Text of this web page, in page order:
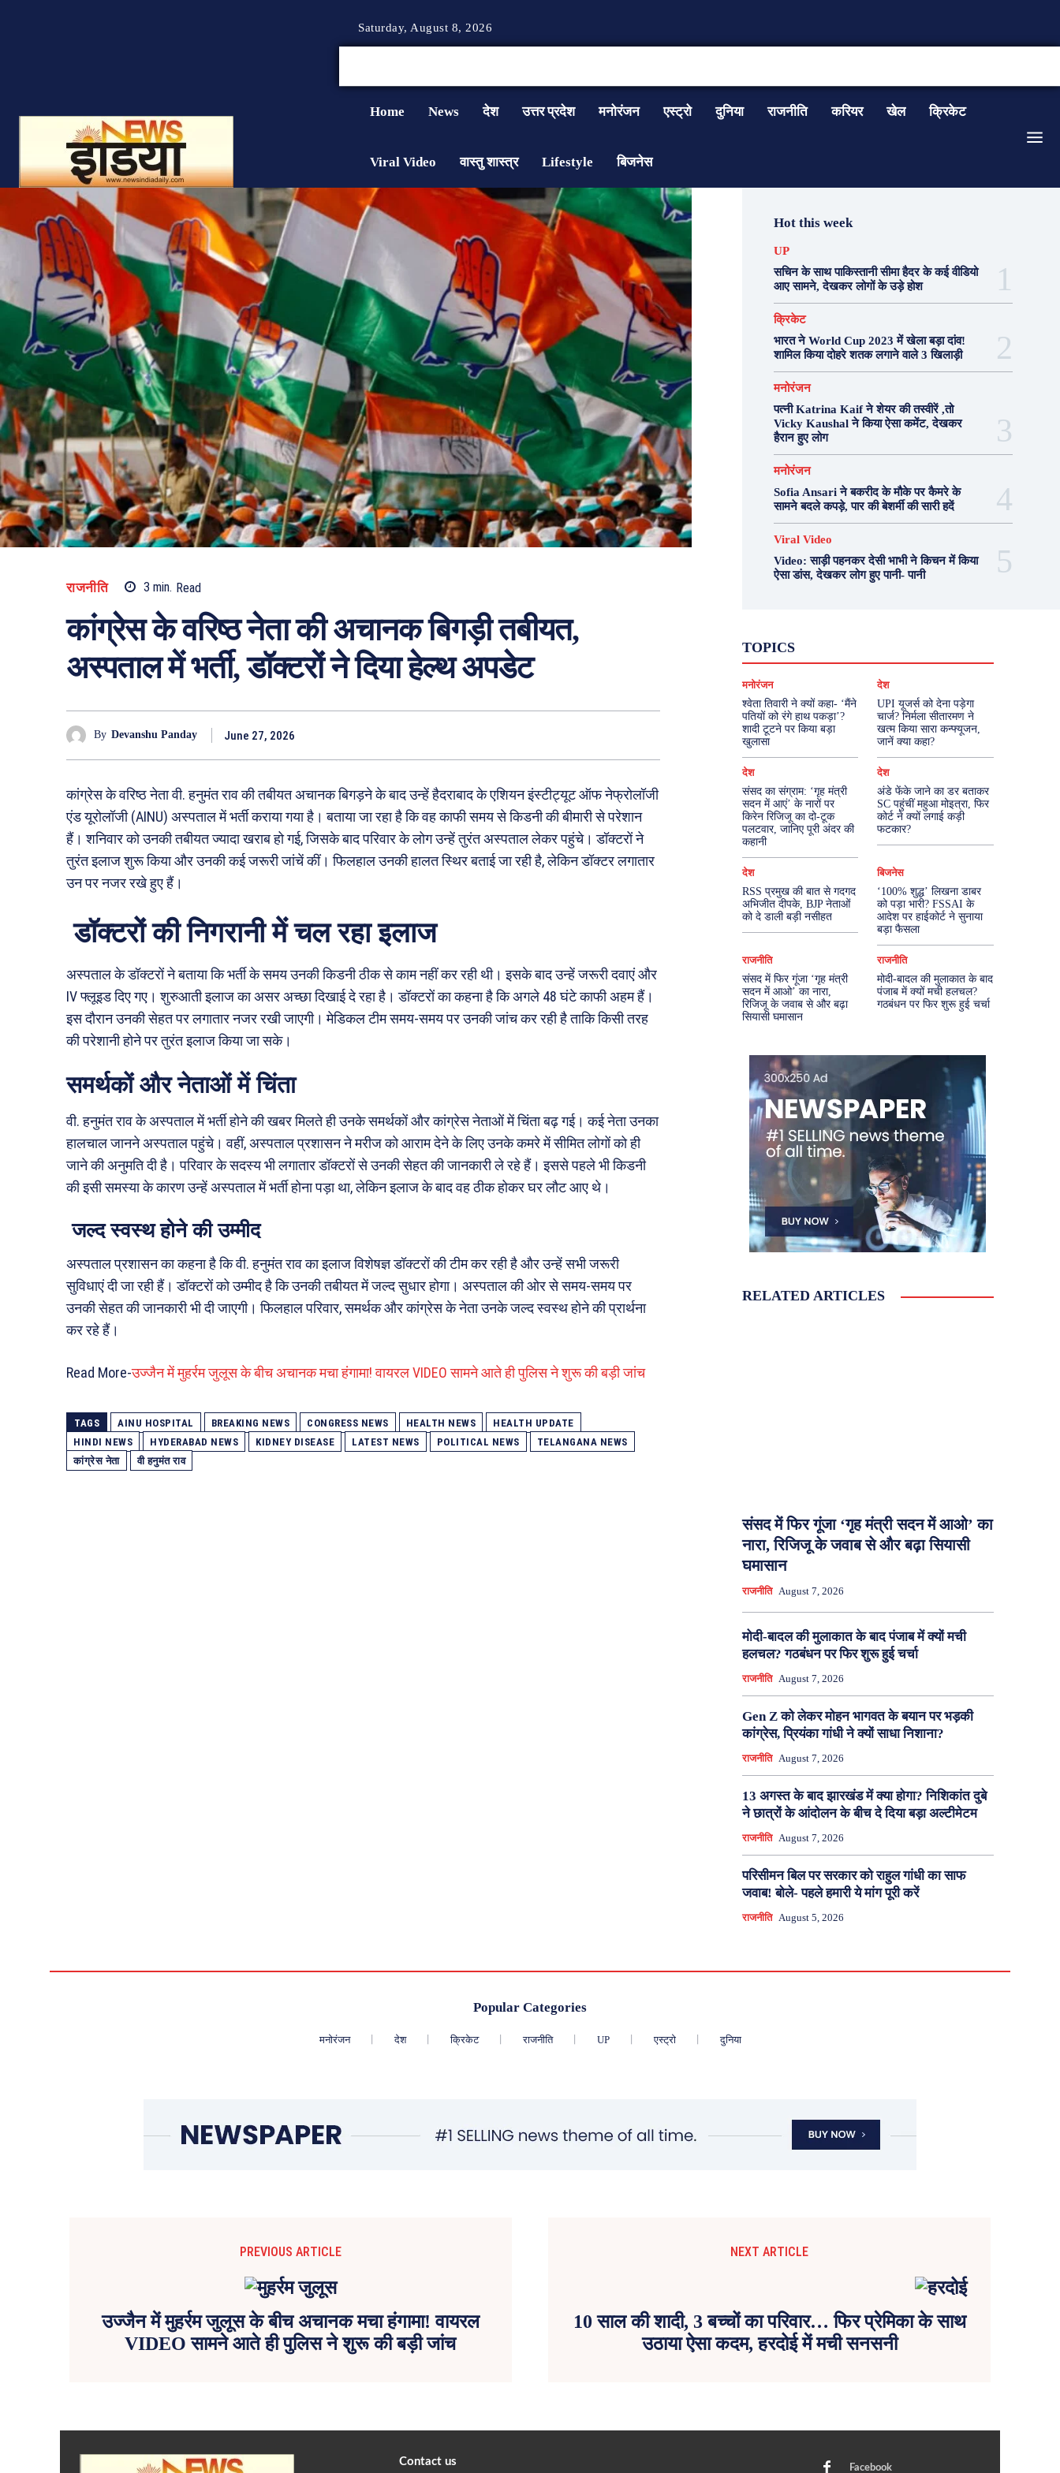
Saturday, August 8, 2026
Home News देश उत्तर प्रदेश मनोरंजन एस्ट्रो दुनिया राजनीति करियर खेल क्रिकेट
Viral Video वास्तु शास्त्र Lifestyle बिजनेस
राजनीति 3 min. Read
कांग्रेस के वरिष्ठ नेता की अचानक बिगड़ी तबीयत,
अस्पताल में भर्ती, डॉक्टरों ने दिया हेल्थ अपडेट
By Devanshu Panday June 27, 2026
कांग्रेस के वरिष्ठ नेता वी. हनुमंत राव की तबीयत अचानक बिगड़ने के बाद उन्हें हैदराबाद के एशियन इंस्टीट्यूट ऑफ नेफ्रोलॉजी
एंड यूरोलॉजी (AINU) अस्पताल में भर्ती कराया गया है। बताया जा रहा है कि वह काफी समय से किडनी की बीमारी से परेशान
हैं। शनिवार को उनकी तबीयत ज्यादा खराब हो गई, जिसके बाद परिवार के लोग उन्हें तुरंत अस्पताल लेकर पहुंचे। डॉक्टरों ने
तुरंत इलाज शुरू किया और उनकी कई जरूरी जांचें कीं। फिलहाल उनकी हालत स्थिर बताई जा रही है, लेकिन डॉक्टर लगातार
उन पर नजर रखे हुए हैं।
डॉक्टरों की निगरानी में चल रहा इलाज
अस्पताल के डॉक्टरों ने बताया कि भर्ती के समय उनकी किडनी ठीक से काम नहीं कर रही थी। इसके बाद उन्हें जरूरी दवाएं और
IV फ्लूइड दिए गए। शुरुआती इलाज का असर अच्छा दिखाई दे रहा है। डॉक्टरों का कहना है कि अगले 48 घंटे काफी अहम हैं।
इस दौरान उनकी सेहत पर लगातार नजर रखी जाएगी। मेडिकल टीम समय-समय पर उनकी जांच कर रही है ताकि किसी तरह
की परेशानी होने पर तुरंत इलाज किया जा सके।
समर्थकों और नेताओं में चिंता
वी. हनुमंत राव के अस्पताल में भर्ती होने की खबर मिलते ही उनके समर्थकों और कांग्रेस नेताओं में चिंता बढ़ गई। कई नेता उनका
हालचाल जानने अस्पताल पहुंचे। वहीं, अस्पताल प्रशासन ने मरीज को आराम देने के लिए उनके कमरे में सीमित लोगों को ही
जाने की अनुमति दी है। परिवार के सदस्य भी लगातार डॉक्टरों से उनकी सेहत की जानकारी ले रहे हैं। इससे पहले भी किडनी
की इसी समस्या के कारण उन्हें अस्पताल में भर्ती होना पड़ा था, लेकिन इलाज के बाद वह ठीक होकर घर लौट आए थे।
जल्द स्वस्थ होने की उम्मीद
अस्पताल प्रशासन का कहना है कि वी. हनुमंत राव का इलाज विशेषज्ञ डॉक्टरों की टीम कर रही है और उन्हें सभी जरूरी
सुविधाएं दी जा रही हैं। डॉक्टरों को उम्मीद है कि उनकी तबीयत में जल्द सुधार होगा। अस्पताल की ओर से समय-समय पर
उनकी सेहत की जानकारी भी दी जाएगी। फिलहाल परिवार, समर्थक और कांग्रेस के नेता उनके जल्द स्वस्थ होने की प्रार्थना
कर रहे हैं।
Read More-उज्जैन में मुहर्रम जुलूस के बीच अचानक मचा हंगामा! वायरल VIDEO सामने आते ही पुलिस ने शुरू की बड़ी जांच
TAGS AINU HOSPITAL BREAKING NEWS CONGRESS NEWS HEALTH NEWS
HEALTH UPDATE
HINDI NEWS
HYDERABAD NEWS KIDNEY DISEASE LATEST NEWS POLITICAL NEWS
TELANGANA NEWS
कांग्रेस नेता
वी हनुमंत राव
Hot this week
UP
सचिन के साथ पाकिस्तानी सीमा हैदर के कई वीडियो
आए सामने, देखकर लोगों के उड़े होश
क्रिकेट
भारत ने World Cup 2023 में खेला बड़ा दांव!
शामिल किया दोहरे शतक लगाने वाले 3 खिलाड़ी
मनोरंजन
पत्नी Katrina Kaif ने शेयर की तस्वीरें ,तो
Vicky Kaushal ने किया ऐसा कमेंट, देखकर
हैरान हुए लोग
मनोरंजन
Sofia Ansari ने बकरीद के मौके पर कैमरे के
सामने बदले कपड़े, पार की बेशर्मी की सारी हदें
Viral Video
Video: साड़ी पहनकर देसी भाभी ने किचन में किया
ऐसा डांस, देखकर लोग हुए पानी- पानी
TOPICS
दुनिया
मनोरंजन
राजनीति वास्तु शास्त्र
More
मनोरंजन
श्वेता तिवारी ने क्यों कहा- ‘मैंने
पतियों को रंगे हाथ पकड़ा’?
शादी टूटने पर किया बड़ा
खुलासा
देश
UPI यूजर्स को देना पड़ेगा
चार्ज? निर्मला सीतारमण ने
खत्म किया सारा कन्फ्यूजन,
जानें क्या कहा?
देश
संसद का संग्राम: ‘गृह मंत्री
सदन में आएं’ के नारों पर
किरेन रिजिजू का दो-टूक
पलटवार, जानिए पूरी अंदर की
कहानी
देश
अंडे फेंके जाने का डर बताकर
SC पहुंचीं महुआ मोइत्रा, फिर
कोर्ट ने क्यों लगाई कड़ी
फटकार?
देश
RSS प्रमुख की बात से गदगद
अभिजीत दीपके, BJP नेताओं
को दे डाली बड़ी नसीहत
बिजनेस
‘100% शुद्ध’ लिखना डाबर
को पड़ा भारी? FSSAI के
आदेश पर हाईकोर्ट ने सुनाया
बड़ा फैसला
राजनीति
संसद में फिर गूंजा ‘गृह मंत्री
सदन में आओ’ का नारा,
रिजिजू के जवाब से और बढ़ा
सियासी घमासान
राजनीति
मोदी-बादल की मुलाकात के बाद
पंजाब में क्यों मची हलचल?
गठबंधन पर फिर शुरू हुई चर्चा
RELATED ARTICLES
संसद में फिर गूंजा ‘गृह मंत्री सदन में आओ’ का
नारा, रिजिजू के जवाब से और बढ़ा सियासी
घमासान
राजनीति August 7, 2026
मोदी-बादल की मुलाकात के बाद पंजाब में क्यों मची
हलचल? गठबंधन पर फिर शुरू हुई चर्चा
राजनीति August 7, 2026
Gen Z को लेकर मोहन भागवत के बयान पर भड़की
कांग्रेस, प्रियंका गांधी ने क्यों साधा निशाना?
राजनीति August 7, 2026
13 अगस्त के बाद झारखंड में क्या होगा? निशिकांत दुबे
ने छात्रों के आंदोलन के बीच दे दिया बड़ा अल्टीमेटम
राजनीति August 7, 2026
परिसीमन बिल पर सरकार को राहुल गांधी का साफ
जवाब! बोले- पहले हमारी ये मांग पूरी करें
राजनीति August 5, 2026
Popular Categories
मनोरंजन देश क्रिकेट राजनीति UP एस्ट्रो दुनिया
PREVIOUS ARTICLE
उज्जैन में मुहर्रम जुलूस के बीच अचानक मचा हंगामा! वायरल
VIDEO सामने आते ही पुलिस ने शुरू की बड़ी जांच
NEXT ARTICLE
10 साल की शादी, 3 बच्चों का परिवार… फिर प्रेमिका के साथ
उठाया ऐसा कदम, हरदोई में मची सनसनी
Contact us Facebook